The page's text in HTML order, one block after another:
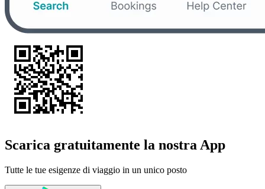
Scarica gratuitamente la nostra App
Tutte le tue esigenze di viaggio in un unico posto